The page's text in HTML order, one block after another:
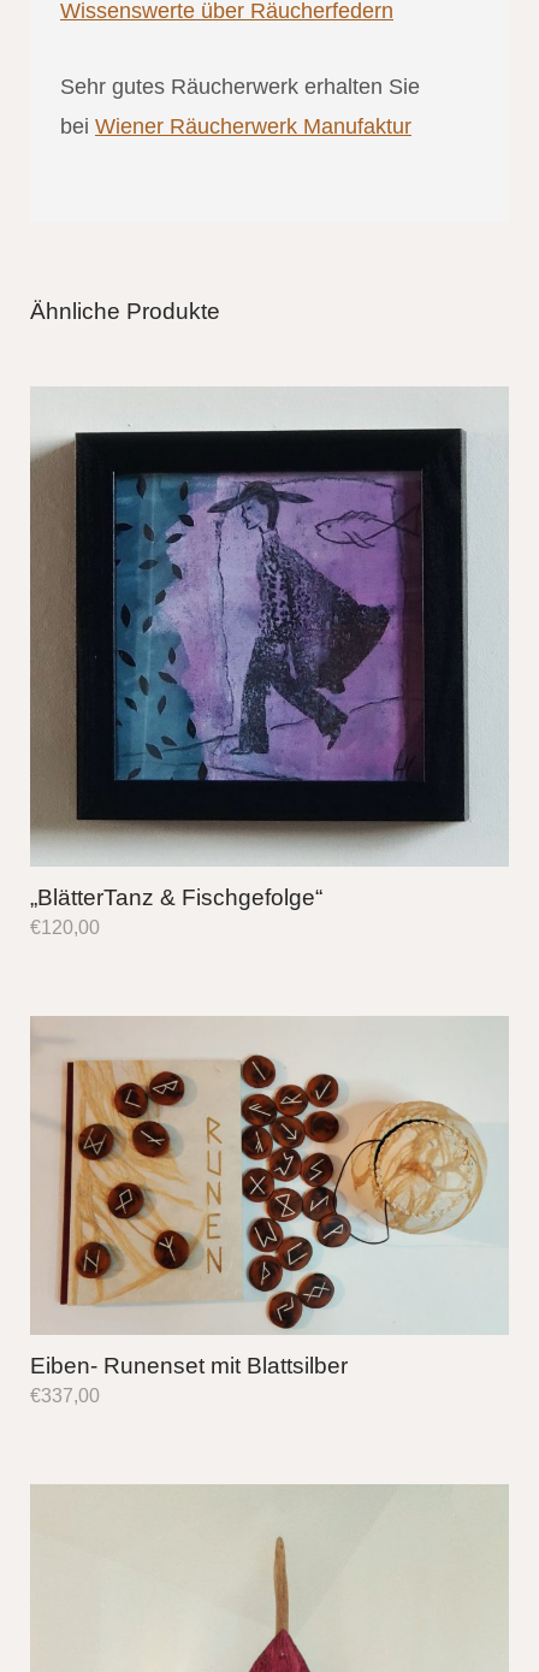
Wissenswerte über Räucherfedern
Sehr gutes Räucherwerk erhalten Sie
bei Wiener Räucherwerk Manufaktur
Ähnliche Produkte
„BlätterTanz & Fischgefolge“
€120,00
Eiben- Runenset mit Blattsilber
€337,00